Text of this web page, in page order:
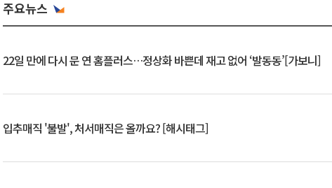
주요뉴스
22일 만에 다시 문 연 홈플러스…정상화 바쁜데 재고 없어 ‘발동동’[가보니]
입추매직 '불발', 처서매직은 올까요? [해시태그]